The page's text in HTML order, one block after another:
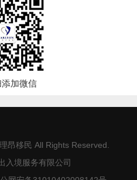
加微信
昂移民 All Rights Reserved.
入境服务有限公司